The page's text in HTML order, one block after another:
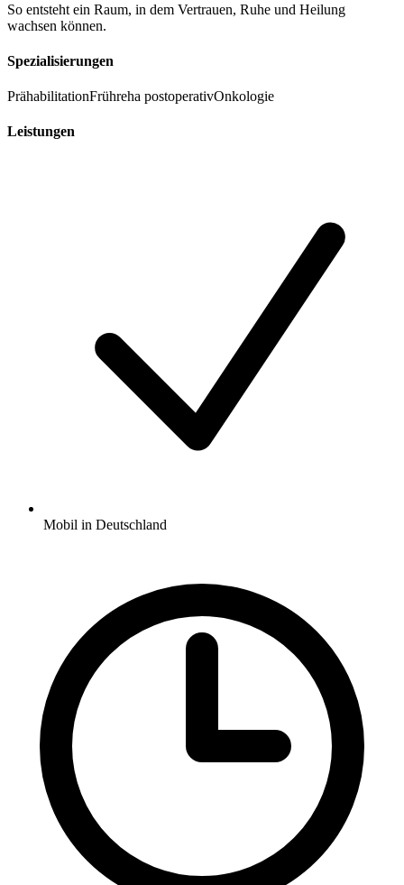
So entsteht ein Raum, in dem Vertrauen, Ruhe und Heilung
wachsen können.
Spezialisierungen
PrähabilitationFrühreha postoperativOnkologie
Leistungen
Mobil in Deutschland